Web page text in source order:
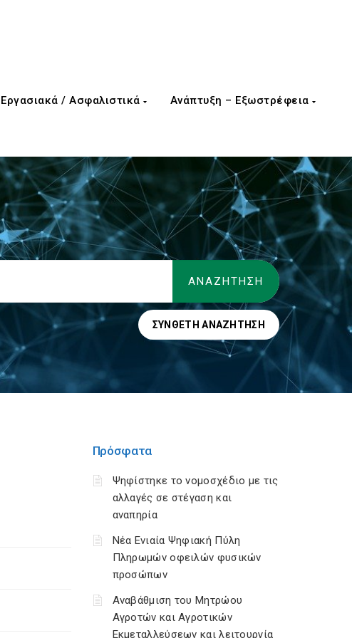
Εργασιακά / Ασφαλιστικά Ανάπτυξη – Εξωστρέφεια
ΣΎΝΘΕΤΗ ΑΝΑΖΉΤΗΣΗ
Πρόσφατα
Ψηφίστηκε το νομοσχέδιο με τις
αλλαγές σε στέγαση και
αναπηρία
Νέα Ενιαία Ψηφιακή Πύλη
Πληρωμών οφειλών φυσικών
προσώπων
Αναβάθμιση του Μητρώου
Αγροτών και Αγροτικών
Εκμεταλλεύσεων και λειτουργία